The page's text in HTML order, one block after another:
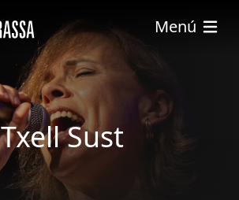
Menú
Txell Sust